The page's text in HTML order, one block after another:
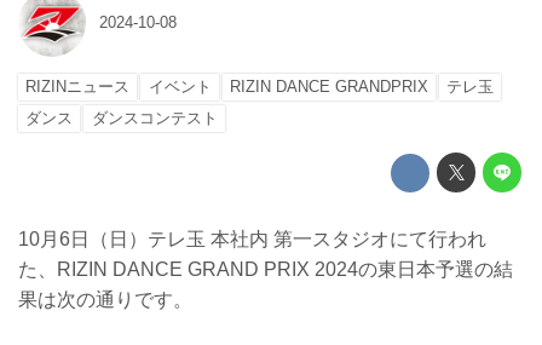
2024-10-08
RIZINニュース イベント RIZIN DANCE GRANDPRIX
テレ玉
ダンス
ダンスコンテスト
10月6日（日）テレ玉 本社内 第一スタジオにて行われ
た、RIZIN DANCE GRAND PRIX 2024の東日本予選の結
果は次の通りです。